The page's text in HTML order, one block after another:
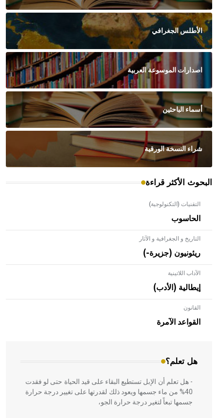
الأطلس الجغرافي
اصدارات الموسوعة العربية
أسماء الباحثين
شراء النسخة الورقية
البحوث الأكثر قراءة
التقنيات (التكنولوجية)
الحاسوب
التاريخ و الجغرافية و الآثار
ريئونيون (جزيرة-)
الآداب اللاتينية
إيطالية (الأدب)
القانون
القواعد الآمرة
هل تعلم؟
- هل تعلم أن الأبلق نوع من الفنون الهندسية التي ارتبطت
بالعمارة الإسلامية في بلاد الشام ومصر خاصة، حيث يحرص
المعمار على بناء مداميكه وخاصة في الواجهات
- هل تعلم أن الإبل تستطيع البقاء على قيد الحياة حتى لو فقدت
40% من ماء جسمها ويعود ذلك لقدرتها على تغيير درجة حرارة
جسمها تبعاً لتغير درجة حرارة الجو،